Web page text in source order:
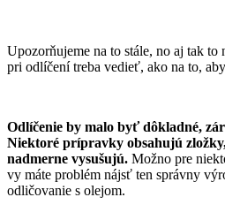
Upozorňujeme na to stále, no aj tak to
pri odlíčení treba vedieť, ako na to,
Odlíčenie by malo byť dôkladné,
Niektoré prípravky obsahujú
nadmerne vysušujú. Možno pre
vy máte problém nájsť ten správny
odličovanie s olejom.